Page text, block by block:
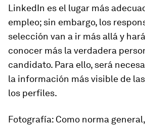
LinkedIn es el lugar más
empleo; sin embargo, los
selección van a ir más allá y
conocer más la verdadera
candidato. Para ello, será
la información más visible de
los perfiles.
Fotografía: Como norma